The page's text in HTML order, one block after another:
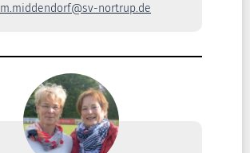
m.middendorf@sv-nortrup.de